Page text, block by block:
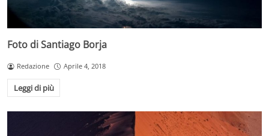
Foto di Santiago Borja
Redazione Aprile 4, 2018
Leggi di più